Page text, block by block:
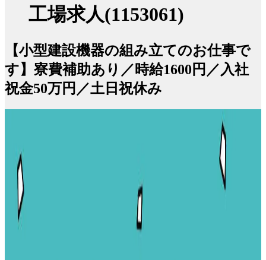
工場求人(1153061)
【小型建設機器の組み立てのお仕事で
す】寮費補助あり／時給1600円／入社
祝金50万円／土日祝休み